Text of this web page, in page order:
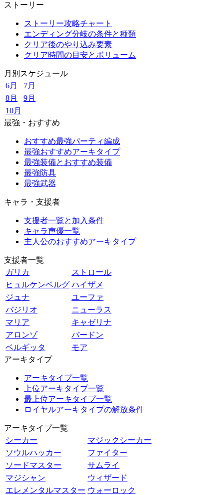
ストーリー
ストーリー攻略チャート
エンディング分岐の条件と種類
クリア後のやり込み要素
クリア時間の目安とボリューム
月別スケジュール
6月
7月
8月
9月
10月
最強・おすすめ
おすすめ最強パーティ編成
最強おすすめアーキタイプ
最強装備とおすすめ装備
最強防具
最強武器
キャラ・支援者
支援者一覧と加入条件
キャラ声優一覧
主人公のおすすめアーキタイプ
支援者一覧
ガリカ
ストロール
ヒュルケンベルグ ハイザメ
ジュナ
ユーファ
バジリオ
ニューラス
マリア
キャゼリナ
アロンゾ
バードン
ベルギッタ
モア
アーキタイプ
アーキタイプ一覧
上位アーキタイプ一覧
最上位アーキタイプ一覧
ロイヤルアーキタイプの解放条件
アーキタイプ一覧
シーカー
マジックシーカー
ソウルハッカー
ファイター
ソードマスター
サムライ
マジシャン
ウィザード
エレメンタルマスター ウォーロック